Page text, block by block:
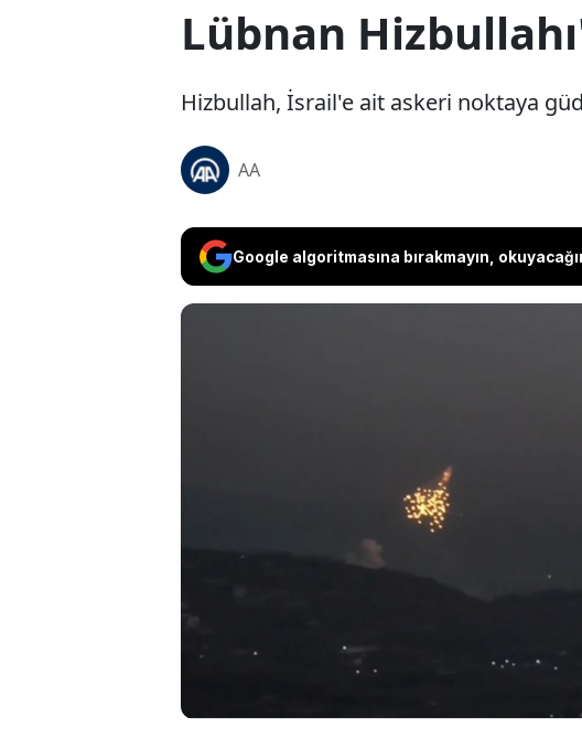
Lübnan
Hizbullah, İsrail'e ait askeri noktaya
AA
Google algoritmasına bırakmayın,